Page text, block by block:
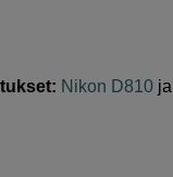
Nikon D810 ja